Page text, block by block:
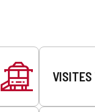
VISITES